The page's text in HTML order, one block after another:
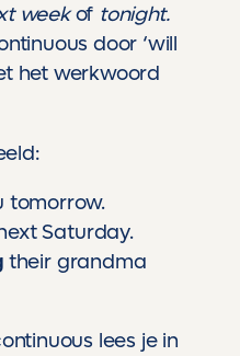
weekof tonight.
door ‘will
het werkwoord
tomorrow.
Saturday.
their grandma
lees je in